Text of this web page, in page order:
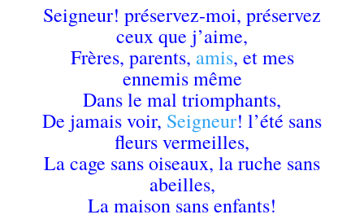
Seigneur! préservez-moi, préservez
ceux que j’aime,
Frères, parents, amis, et mes
ennemis même
Dans le mal triomphants,
De jamais voir, Seigneur! l’été sans
fleurs vermeilles,
La cage sans oiseaux, la ruche sans
abeilles,
La maison sans enfants!